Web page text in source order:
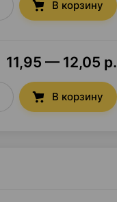
В корзину
11,95 — 12,05 р.
В корзину